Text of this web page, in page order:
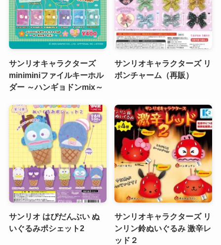
サンリオキャラクターズ
miniminiファイルキーホル
ダー ～ハンギョドンmix～
サンリオキャラクターズ リ
ボンチャーム（再販）
サンリオ はぴだんぶい ぬ
いぐるみポシェット2
サンリオキャラクターズ リ
ンリン鈴ぬいぐるみ 激辛レ
ッド２